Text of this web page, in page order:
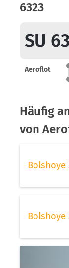
6323
SU
Aeroflot
Häufig
von
Bolshoye
Bolshoye